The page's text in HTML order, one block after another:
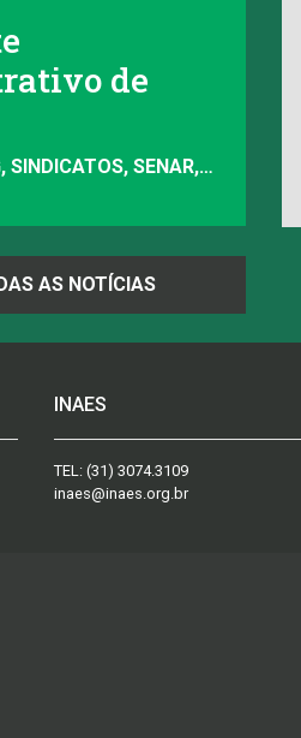
de
SINDICATOS, SENAR,
AS NOTÍCIAS
INAES
TEL: (31) 3074.3109
inaes@inaes.org.br